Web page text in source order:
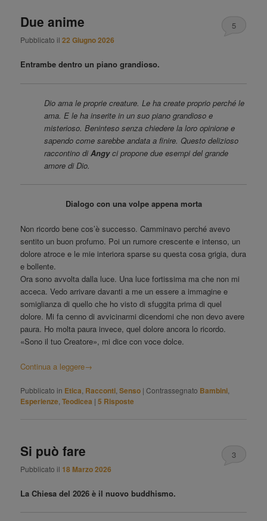
Due anime
Pubblicato il22 Giugno 2026
5
Entrambe dentro un piano grandioso.
Dio ama le proprie creature. Le ha create proprio perché le
ama. E le ha inserite in un suo piano grandioso e
misterioso. Beninteso senza chiedere la loro opinione e
sapendo come sarebbe andata a finire. Questo delizioso
raccontino diAngyci propone due esempi del grande
amore di Dio.
Dialogo con una volpe appena morta
Non ricordo bene cos’è successo. Camminavo perché avevo
sentito un buon profumo. Poi un rumore crescente e intenso, un
dolore atroce e le mie interiora sparse su questa cosa grigia, dura
e bollente.
Ora sono avvolta dalla luce. Una luce fortissima ma che non mi
acceca. Vedo arrivare davanti a me un essere a immagine e
somiglianza di quello che ho visto di sfuggita prima di quel
dolore. Mi fa cenno di avvicinarmi dicendomi che non devo avere
paura. Ho molta paura invece, quel dolore ancora lo ricordo.
«Sono il tuo Creatore», mi dice con voce dolce.
Continua a leggere→
Pubblicato in Etica Racconti ,Senso |Contrassegnato Bambini
Esperienze ,Teodicea |5 Risposte
Si può fare
Pubblicato il 18 Marzo 2026
3
La Chiesa del 2026 è il nuovo buddhismo.